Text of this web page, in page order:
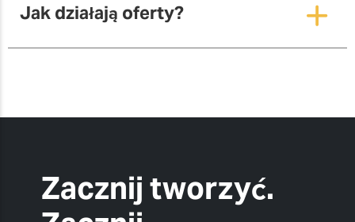
Jak działają oferty?
Zacznij tworzyć.